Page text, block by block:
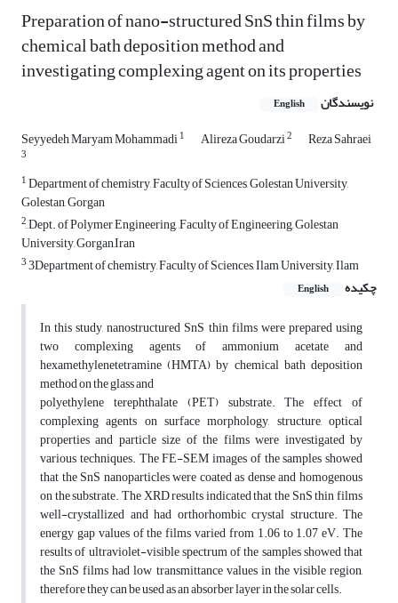
Preparation of nano-structured SnS thin films by
chemical bath deposition method and
investigating complexing agent on its properties
نویسندگان English
Seyyedeh Maryam Mohammadi1 Alireza Goudarzi2 Reza Sahraei
3
1Department of chemistry, Faculty of Sciences, Golestan University,
Golestan, Gorgan
2ِDept. of Polymer Engineering, ,Faculty of Engineering, Golestan
University, Gorgan,Iran
33Department of chemistry, Faculty of Sciences, Ilam University, Ilam
چکیده
English
In this study, nanostructured SnS thin films were prepared using
two complexing agents of ammonium acetate and
hexamethylenetetramine (HMTA) by chemical bath deposition
method on the glass and
polyethylene terephthalate (PET) substrate. The effect of
complexing agents on surface morphology, structure, optical
properties and particle size of the films were investigated by
various techniques. The FE-SEM images of the samples showed
that the SnS nanoparticles were coated as dense and homogenous
on the substrate. The XRD results indicated that the SnS thin films
well-crystallized and had orthorhombic crystal structure. The
energy gap values of the films varied from 1.06 to 1.07 eV. The
results of ultraviolet-visible spectrum of the samples showed that
the SnS films had low transmittance values in the visible region,
therefore they can be used as an absorber layer in the solar cells.